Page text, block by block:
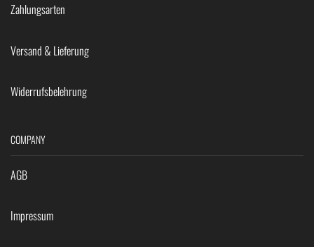
Zahlungsarten
Versand & Lieferung
Widerrufsbelehrung
COMPANY
AGB
Impressum